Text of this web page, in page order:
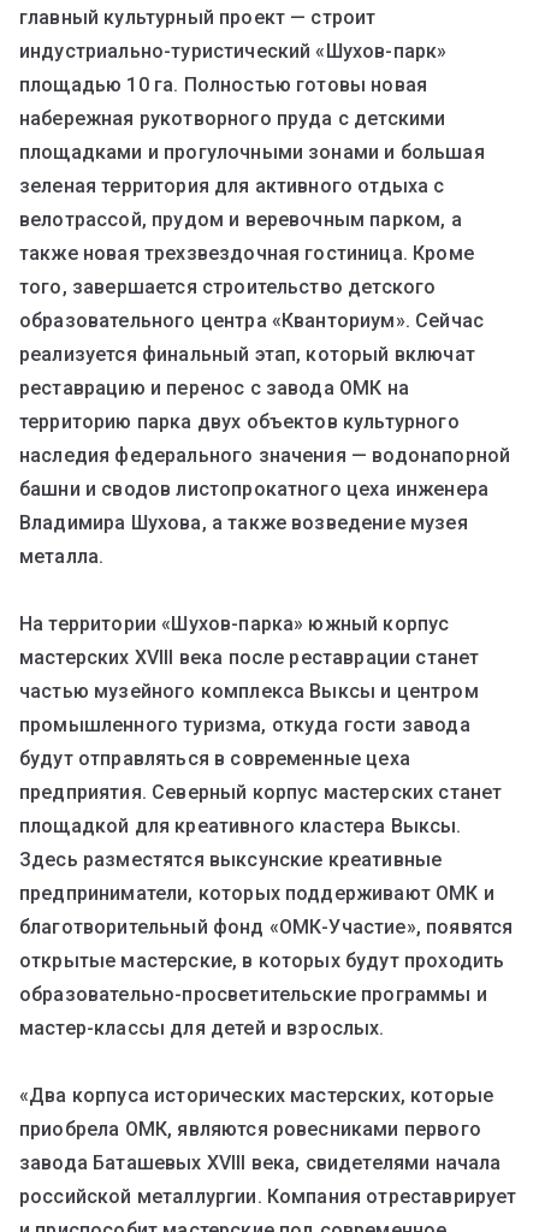
главный культурный проект — строит
индустриально-туристический «Шухов-парк»
площадью 10 га. Полностью готовы новая
набережная рукотворного пруда с детскими
площадками и прогулочными зонами и большая
зеленая территория для активного отдыха с
велотрассой, прудом и веревочным парком, а
также новая трехзвездочная гостиница. Кроме
того, завершается строительство детского
образовательного центра «Кванториум». Сейчас
реализуется финальный этап, который включат
реставрацию и перенос с завода ОМК на
территорию парка двух объектов культурного
наследия федерального значения — водонапорной
башни и сводов листопрокатного цеха инженера
Владимира Шухова, а также возведение музея
металла.
На территории «Шухов-парка» южный корпус
мастерских XVIII века после реставрации станет
частью музейного комплекса Выксы и центром
промышленного туризма, откуда гости завода
будут отправляться в современные цеха
предприятия. Северный корпус мастерских станет
площадкой для креативного кластера Выксы.
Здесь разместятся выксунские креативные
предприниматели, которых поддерживают ОМК и
благотворительный фонд «ОМК-Участие», появятся
открытые мастерские, в которых будут проходить
образовательно-просветительские программы и
мастер-классы для детей и взрослых.
«Два корпуса исторических мастерских, которые
приобрела ОМК, являются ровесниками первого
завода Баташевых XVIII века, свидетелями начала
российской металлургии. Компания отреставрирует